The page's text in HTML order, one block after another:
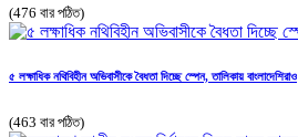
(476 বার পঠিত)
৫ লক্ষাধিক নথিবিহীন অভিবাসীকে বৈধতা দিচ্ছে স্পেন, তালিকায় বাংলাদেশিরাও
(463 বার পঠিত)